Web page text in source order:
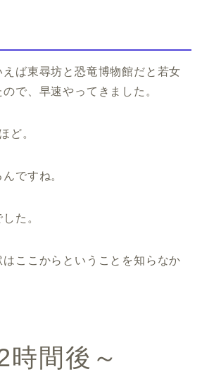
ば東尋坊と恐竜博物館だと若女
で、早速やってきました。
ど。
ですね。
た。
ここからということを知らなか
時間後～